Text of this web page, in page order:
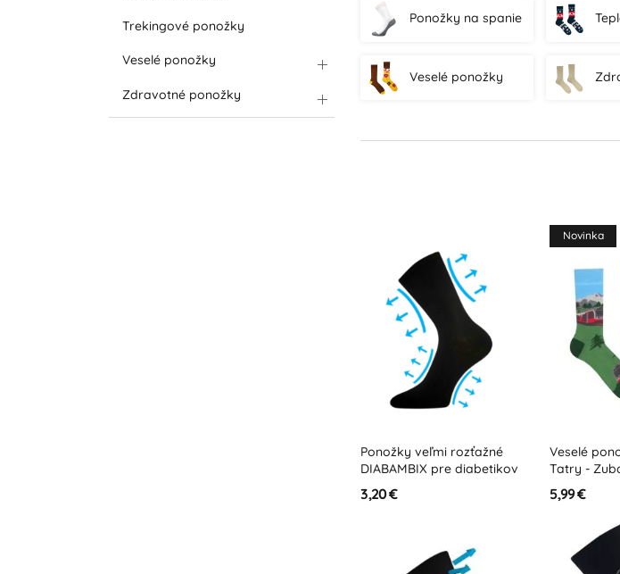
Ponožky na spanie
Veselé ponožky
Ponožky veľmi rozťažné
DIABAMBIX pre diabetikov
3,20 €
Novinka
Veselé
Tatry -
5,99 €
Trekingové ponožky
Veselé ponožky
Zdravotné ponožky